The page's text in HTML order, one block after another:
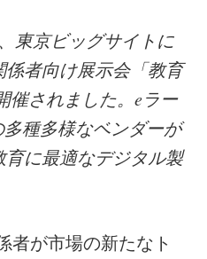
東京ビッグサイトに
者向け展示会「教育
催されました。eラー
多種多様なベンダーが
に最適なデジタル製
者が市場の新たなト